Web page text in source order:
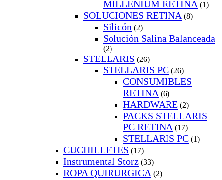
MILLENIUM RETINA (1)
SOLUCIONES RETINA (8)
Silicón (2)
Solución Salina Balanceada
(2)
STELLARIS (26)
STELLARIS PC (26)
CONSUMIBLES
RETINA (6)
HARDWARE (2)
PACKS STELLARIS
PC RETINA (17)
STELLARIS PC (1)
CUCHILLETES (17)
Instrumental Storz (33)
ROPA QUIRURGICA (2)